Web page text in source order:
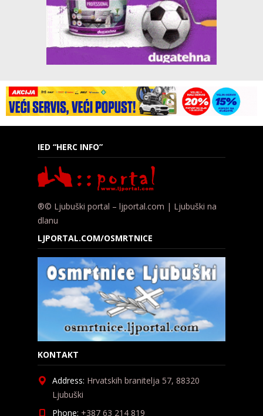
IED “HERC INFO”
®© Ljubuški portal – ljportal.com | Ljubuški na
dlanu
LJPORTAL.COM/OSMRTNICE
KONTAKT
Address: Hrvatskih branitelja 57, 88320
Ljubuški
Phone: +387 63 214 819